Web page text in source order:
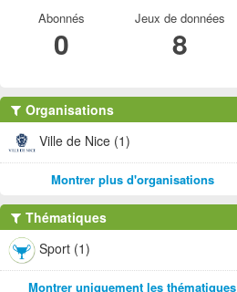
Abonnés
0
Jeux de données
8
Organisations
Ville de Nice (1)
Montrer plus d'organisations
Thématiques
Sport (1)
Montrer uniquement les thématiques